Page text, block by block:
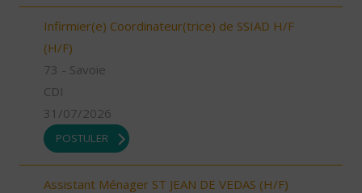
Infirmier(e) Coordinateur(trice) de SSIAD H/F
(H/F)
73 - Savoie
CDI
31/07/2026
POSTULER
Assistant Ménager ST JEAN DE VEDAS (H/F)